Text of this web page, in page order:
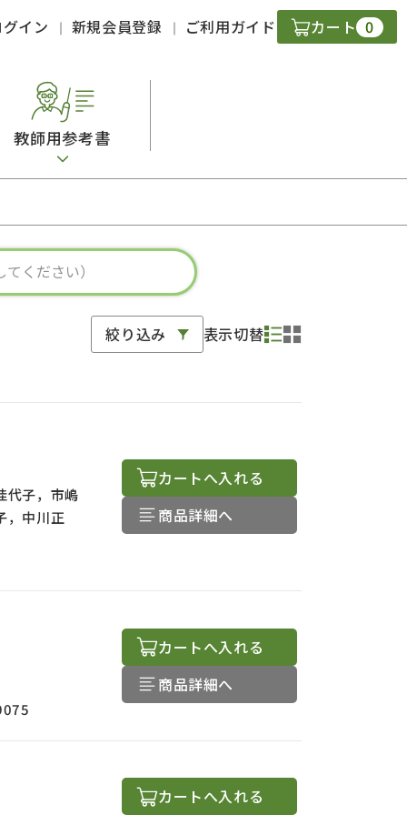
グイン 新規会員登録 ご利用ガイド カート 0
教師用参考書
絞り込み 表示切替
代子，市嶋
，中川正
カートへ入れる
商品詳細へ
カートへ入れる
商品詳細へ
カートへ入れる